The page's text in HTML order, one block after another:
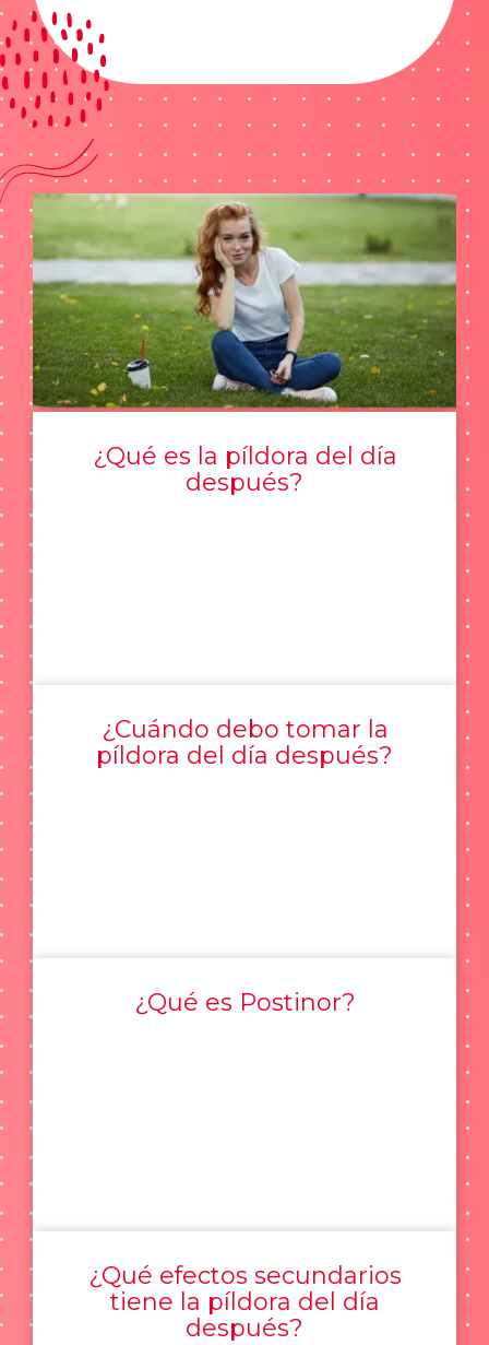
¿Qué es la píldora del día
después?
¿Cuándo debo tomar la
píldora del día después?
¿Qué es Postinor?
¿Qué efectos secundarios
tiene la píldora del día
después?